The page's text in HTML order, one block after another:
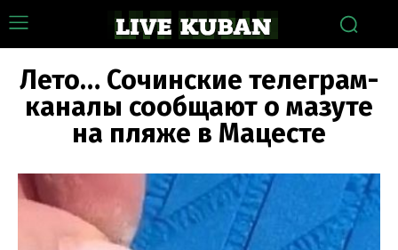
Лето… Сочинские телеграм-
каналы сообщают о мазуте
на пляже в Мацесте